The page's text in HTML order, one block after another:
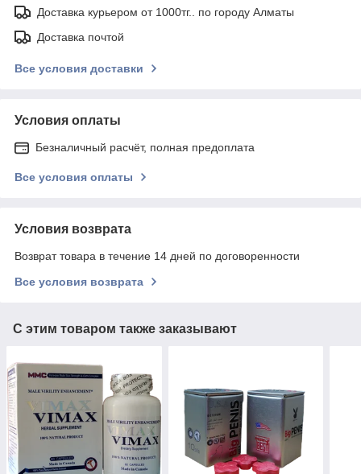
Доставка курьером от 1000тг.. по городу Алматы
Доставка почтой
Все условия доставки
Условия оплаты
Безналичный расчёт, полная предоплата
Все условия оплаты
Условия возврата
Возврат товара в течение 14 дней по договоренности
Все условия возврата
С этим товаром также заказывают